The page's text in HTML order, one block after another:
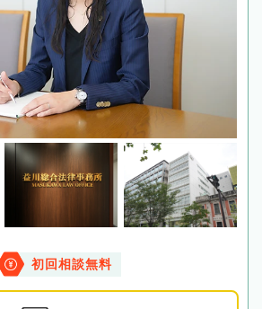
初回相談無料